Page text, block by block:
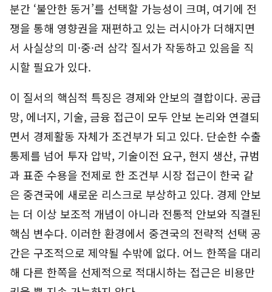
분간 ‘불안한 동거’를 선택할 가능성이 크며, 여기에 전
쟁을 통해 영향권을 재편하고 있는 러시아가 더해지면
서 사실상의 미·중·러 삼각 질서가 작동하고 있음을 직
시할 필요가 있다.
이 질서의 핵심적 특징은 경제와 안보의 결합이다. 공급
망, 에너지, 기술, 금융 접근이 모두 안보 논리와 연결되
면서 경제활동 자체가 조건부가 되고 있다. 단순한 수출
통제를 넘어 투자 압박, 기술이전 요구, 현지 생산, 규범
과 표준 수용을 전제로 한 조건부 시장 접근이 한국 같
은 중견국에 새로운 리스크로 부상하고 있다. 경제 안보
는 더 이상 보조적 개념이 아니라 전통적 안보와 직결된
핵심 변수다. 이러한 환경에서 중견국의 전략적 선택 공
간은 구조적으로 제약될 수밖에 없다. 어느 한쪽을 대리
해 다른 한쪽을 선제적으로 적대시하는 접근은 비용만